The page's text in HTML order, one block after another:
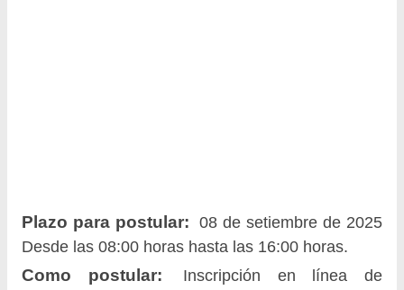
Plazo para postular: 08 de setiembre de 2025
Desde las 08:00 horas hasta las 16:00 horas.
Como postular:
Inscripción en línea de